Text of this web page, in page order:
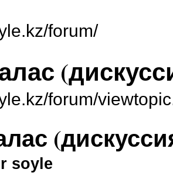
forum/
forum/
soyle